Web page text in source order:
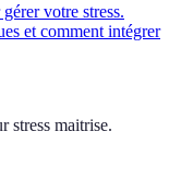
votre stress.
et comment intégrer
stress maitrise.